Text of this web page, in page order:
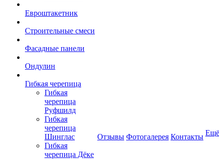
Евроштакетник
Строительные смеси
Фасадные панели
Ондулин
Гибкая черепица
Гибкая
черепица
Руфшилд
Гибкая
черепица
Шинглас
Гибкая
черепица Дёке
Отзывы Фотогалерея Контакты Ещё